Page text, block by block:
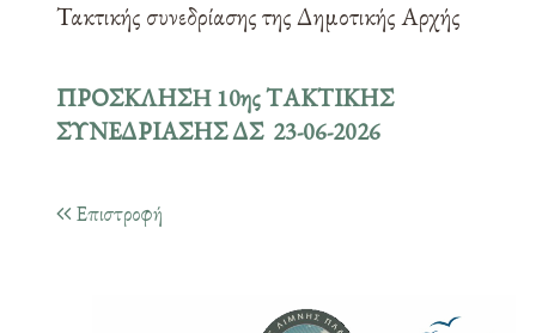
Τακτικής συνεδρίασης της Δημοτικής Αρχής
ΠΡΟΣΚΛΗΣH 10ης ΤΑΚΤΙΚΗΣ
ΣΥΝΕΔΡΙΑΣΗΣ ΔΣ 23-06-2026
Επιστροφή